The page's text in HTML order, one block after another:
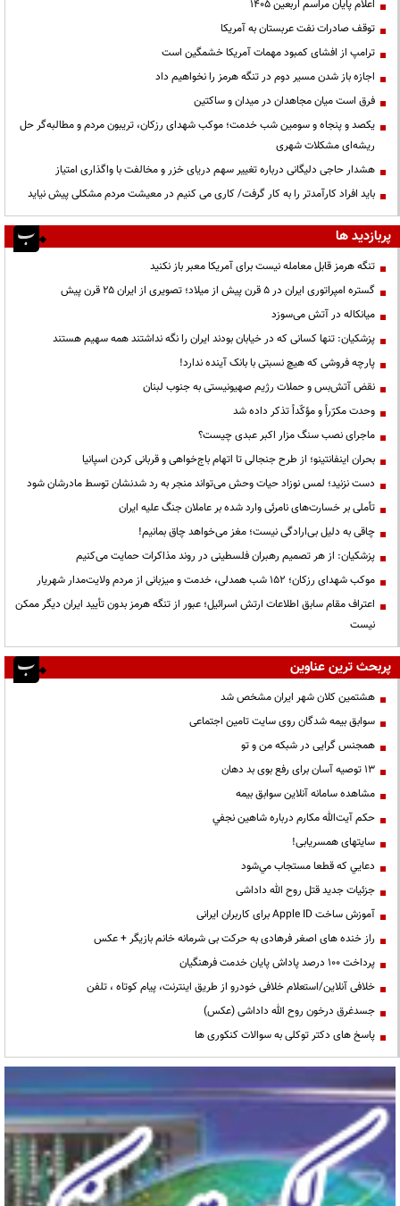
اعلام پایان مراسم اربعین ۱۴۰۵
توقف صادرات نفت عربستان به آمریکا
ترامپ از افشای کمبود مهمات آمریکا خشمگین است
اجازه باز شدن مسیر دوم در تنگه هرمز را نخواهیم داد
فرق است میان مجاهدان در میدان و ساکتین
یکصد و پنجاه و سومین شب خدمت؛ موکب شهدای رزکان، تریبون مردم و مطالبه‌گر حل
ریشه‌ای مشکلات شهری
هشدار حاجی دلیگانی درباره تغییر سهم دریای خزر و مخالفت با واگذاری امتیاز
باید افراد کارآمدتر را به کار گرفت/ کاری می کنیم در معیشت مردم مشکلی پیش نیاید
پربازدید ها
تنگه هرمز قابل معامله نیست برای آمریکا معبر باز نکنید
گستره امپراتوری ایران در ۵ قرن پیش از میلاد؛ تصویری از ایران ۲۵ قرن پیش
میانکاله در آتش می‌سوزد
پزشکیان: تنها کسانی که در خیابان بودند ایران را نگه نداشتند همه سهیم هستند
پارچه فروشی که هیچ نسبتی با بانک آینده ندارد!
نقض آتش‌بس و حملات رژیم صهیونیستی به جنوب لبنان
وحدت مکرّراً و مؤکّداً تذکر داده شد
ماجرای نصب سنگ مزار اکبر عبدی چیست؟
بحران اینفانتینو؛ از طرح جنجالی تا اتهام باج‌خواهی و قربانی کردن اسپانیا
دست نزنید؛ لمس نوزاد حیات وحش می‌تواند منجر به رد شدنشان توسط مادرشان شود
تأملی بر خسارت‌های نامرئی وارد شده بر عاملان جنگ علیه ایران
چاقی به دلیل بی‌ارادگی نیست؛ مغز می‌خواهد چاق بمانیم!
پزشکیان: از هر تصمیم رهبران فلسطینی در روند مذاکرات حمایت می‌کنیم
موکب شهدای رزکان؛ ۱۵۲ شب همدلی، خدمت و میزبانی از مردم ولایت‌مدار شهریار
اعتراف مقام سابق اطلاعات ارتش اسرائیل؛ عبور از تنگه هرمز بدون تأیید ایران دیگر ممکن
نیست
پربحث ترین عناوین
هشتمین کلان شهر ایران مشخص شد
سوابق بیمه شدگان روی سایت تامین اجتماعی
همجنس گرایی در شبکه من و تو
13 توصیه آسان برای رفع بوی بد دهان
مشاهده سامانه آنلاين سوابق بیمه
حكم آيت‌الله مكارم درباره شاهين نجفي
سایتهای همسریابی!
دعايي كه قطعا مستجاب مي‌شود
جزئیات جدید قتل روح الله داداشی
آموزش ساخت Apple ID برای کاربران ایرانی
راز خنده های اصغر فرهادی به حرکت بی شرمانه خانم بازیگر + عکس
پرداخت ۱۰۰ درصد پاداش پایان خدمت فرهنگیان
خلافی آنلاین/استعلام خلافی خودرو از طریق اینترنت، پیام کوتاه ، تلفن
جسدغرق درخون روح الله داداشی (عکس)
پاسخ های دکتر توکلی به سوالات کنکوری ها